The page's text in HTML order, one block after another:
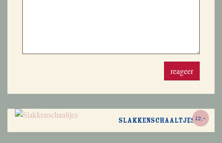
reageer
Slakkenschaaltjes 12,-